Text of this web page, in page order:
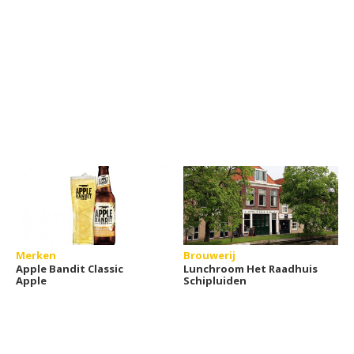
Merken
Apple Bandit Classic
Apple
Brouwerij
Lunchroom Het Raadhuis
Schipluiden